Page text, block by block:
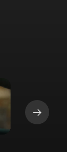
147